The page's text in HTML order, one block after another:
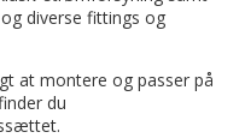
diverse fittings og
at montere og passer på
du